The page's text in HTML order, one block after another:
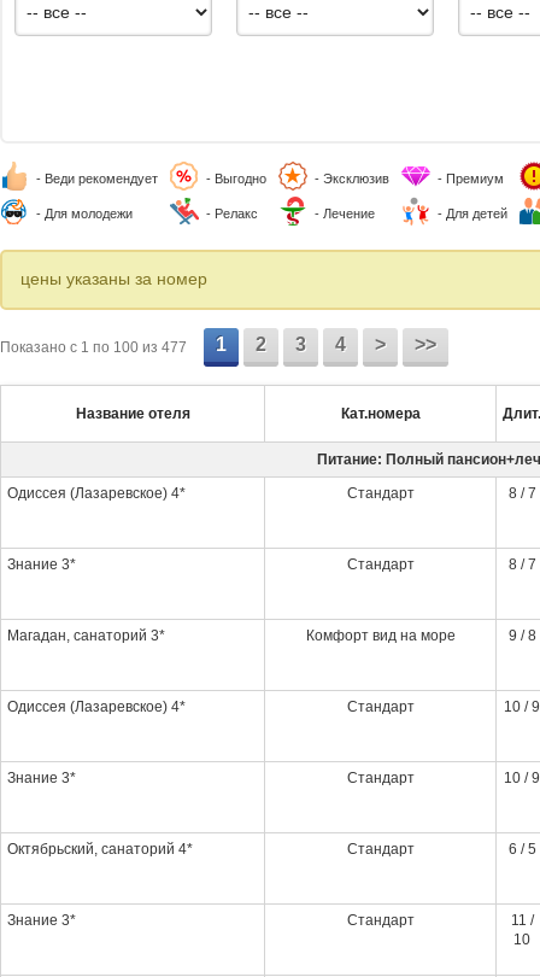
- Веди рекомендует - Выгодно - Эксклюзив - Премиум
- Для молодежи - Релакс - Лечение - Для детей
цены указаны за номер
Показано c 1 по 100 из 477 1 2 3 4 > >>
Название отеля Кат.номера Длит.
Питание: Полный
Одиссея (Лазаревское) 4*
Стандарт 8 / 7
Знание 3* Стандарт 8 / 7
Магадан, санаторий 3* Комфорт вид на море 9 / 8
Одиссея (Лазаревское) 4* Стандарт 10 / 9
Знание 3* Стандарт 10 / 9
Октябрьский, санаторий 4* Стандарт 6 / 5
Знание 3* Стандарт
11 /
10